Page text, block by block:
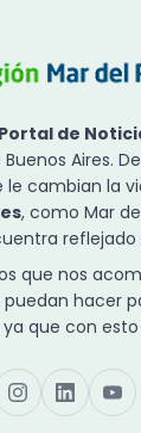
Portal de
Aires.
cambian la
, como Mar
que nos
hacer
que con